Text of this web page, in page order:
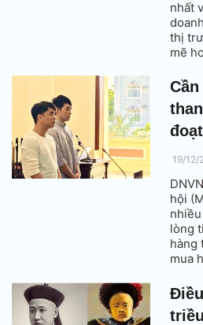
nhất
thị
mẽ
19/12/
hội
lòng
hàng
mua